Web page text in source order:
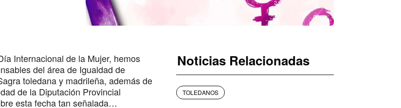
Internacional de la Mujer, hemos
del área de Igualdad de
toledana y madrileña, además de
de la Diputación Provincial
esta fecha tan señalada…
Noticias Relacionadas
TOLEDANOS